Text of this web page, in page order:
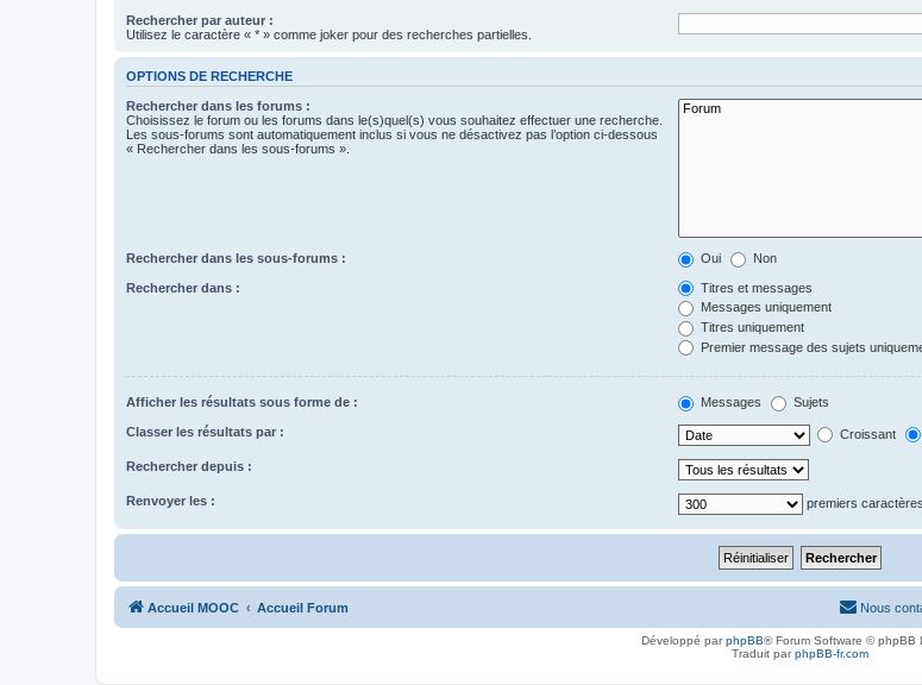
Rechercher par auteur :
Utilisez le caractère « * » comme joker pour des recherches partielles.
OPTIONS DE RECHERCHE
Rechercher dans les forums :
Choisissez le forum ou les forums dans le(s)quel(s) vous souhaitez effectuer une recherche.
Les sous-forums sont automatiquement inclus si vous ne désactivez pas l’option ci-dessous
« Rechercher dans les sous-forums ».
Rechercher dans les sous-forums : Oui Non
Rechercher dans :
Titres et messages
Messages uniquement
Titres uniquement
Premier message des sujets
Afficher les résultats sous forme de : Messages Sujets
Classer les résultats par : Croissant
Rechercher depuis :
Renvoyer les : premiers
Accueil MOOC Accueil Forum Nous
Développé parphpBB® Forum Software © phpBB
Traduit parphpBB-fr.com